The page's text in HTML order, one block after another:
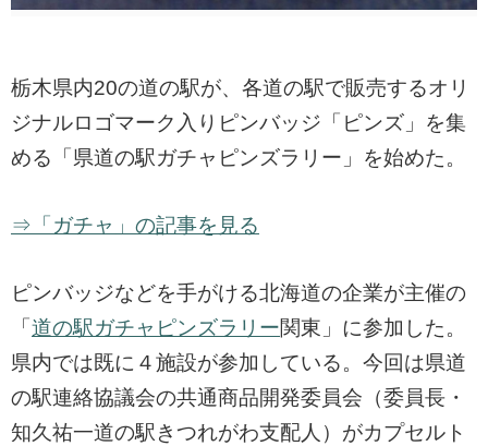
栃木県内20の道の駅が、各道の駅で販売するオリ
ジナルロゴマーク入りピンバッジ「ピンズ」を集
める「県道の駅ガチャピンズラリー」を始めた。
⇒「ガチャ」の記事を見る
ピンバッジなどを手がける北海道の企業が主催の
「 道の駅ガチャピンズラリー関東」に参加した。
県内では既に４施設が参加している。今回は県道
の駅連絡協議会の共通商品開発委員会（委員長・
知久祐一道の駅きつれがわ支配人）がカプセルト